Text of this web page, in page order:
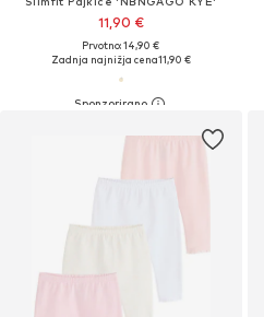
11,90 €
Prvotno: 14,90 €
Zadnja najnižja cena11,90 €